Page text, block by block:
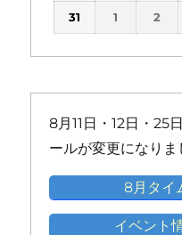
ン
ト)
ン
ト)
イ
ン
イ
ン
ト)
ト)
31 1 2
8月11日・12日・25
ールが変更になりま
8月タイ
イベント